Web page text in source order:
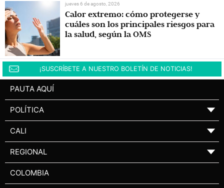
jueves 6 de agosto, 2026
Calor extremo: cómo protegerse y
cuáles son los principales riesgos para
la salud, según la OMS
¡SUSCRÍBETE A NUESTRO BOLETÍN DE NOTICIAS!
PAUTA AQUÍ
POLÍTICA ▼
CALI ▼
REGIONAL ▼
COLOMBIA